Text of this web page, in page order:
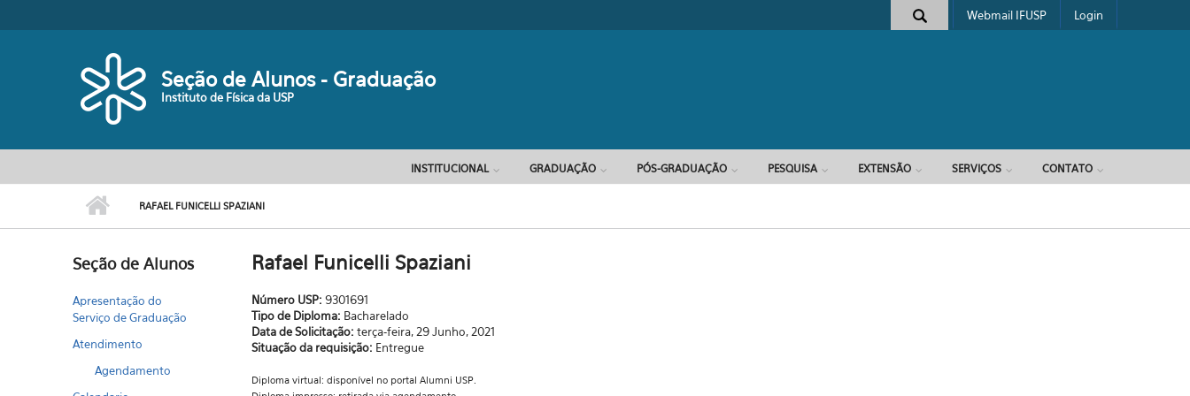
Formulário de busca
Webmail IFUSP Login
Seção de Alunos - Graduação
Instituto de Física da USP
INSTITUCIONAL GRADUAÇÃO PÓS-GRADUAÇÃO PESQUISA EXTENSÃO SERVIÇOS CONTATO
RAFAEL FUNICELLI SPAZIANI
Seção de Alunos
Apresentação do
Serviço de Graduação
Atendimento
Agendamento
Rafael Funicelli Spaziani
Número USP: 9301691
Tipo de Diploma: Bacharelado
Data de Solicitação: terça-feira, 29 Junho, 2021
Situação da requisição: Entregue
Diploma virtual: disponível no portal Alumni USP.